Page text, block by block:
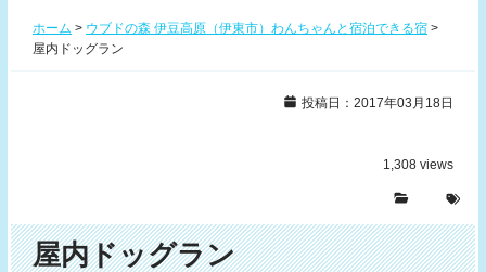
ホーム > ウブドの森 伊豆高原（伊東市）わんちゃんと宿泊できる宿 >
屋内ドッグラン
投稿日：2017年03月18日
1,308 views
屋内ドッグラン